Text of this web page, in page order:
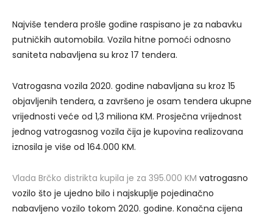
Najviše tendera prošle godine raspisano je za nabavku
putničkih automobila. Vozila hitne pomoći odnosno
saniteta nabavljena su kroz 17 tendera.
Vatrogasna vozila 2020. godine nabavljana su kroz 15
objavljenih tendera, a završeno je osam tendera ukupne
vrijednosti veće od 1,3 miliona KM. Prosječna vrijednost
jednog vatrogasnog vozila čija je kupovina realizovana
iznosila je više od 164.000 KM.
Vlada Brčko distrikta kupila je za 395.000 KM vatrogasno
vozilo što je ujedno bilo i najskuplje pojedinačno
nabavljeno vozilo tokom 2020. godine. Konačna cijena